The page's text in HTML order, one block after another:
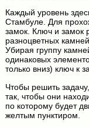
Каждый уровень
Стамбуле. Для
замок. Ключ и замок
разноцветных
Убирая группу
одинаковых
только вниз) ключ к
Чтобы решить
так, чтобы они
по которому будет
желтым пунктиром.